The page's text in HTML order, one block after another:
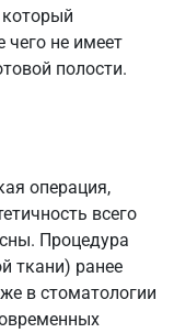
чего не имеет
полости.
операция,
всего
Процедура
ткани) ранее
в стоматологии